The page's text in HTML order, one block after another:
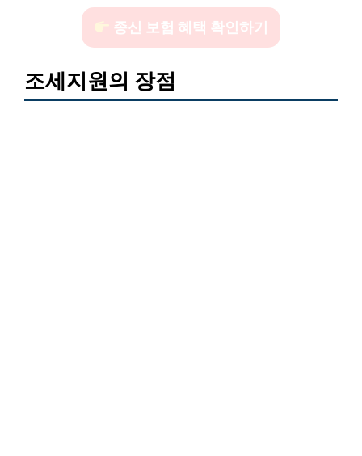
종신 보험 혜택 확인하기
조세지원의 장점